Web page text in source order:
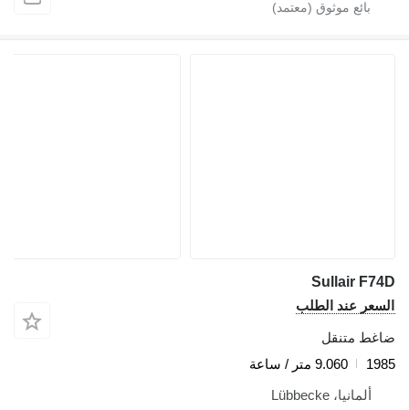
Sullair
عند الطلب
متنقل
9.060 متر / ساعة
ألمانيا، Lübbecke